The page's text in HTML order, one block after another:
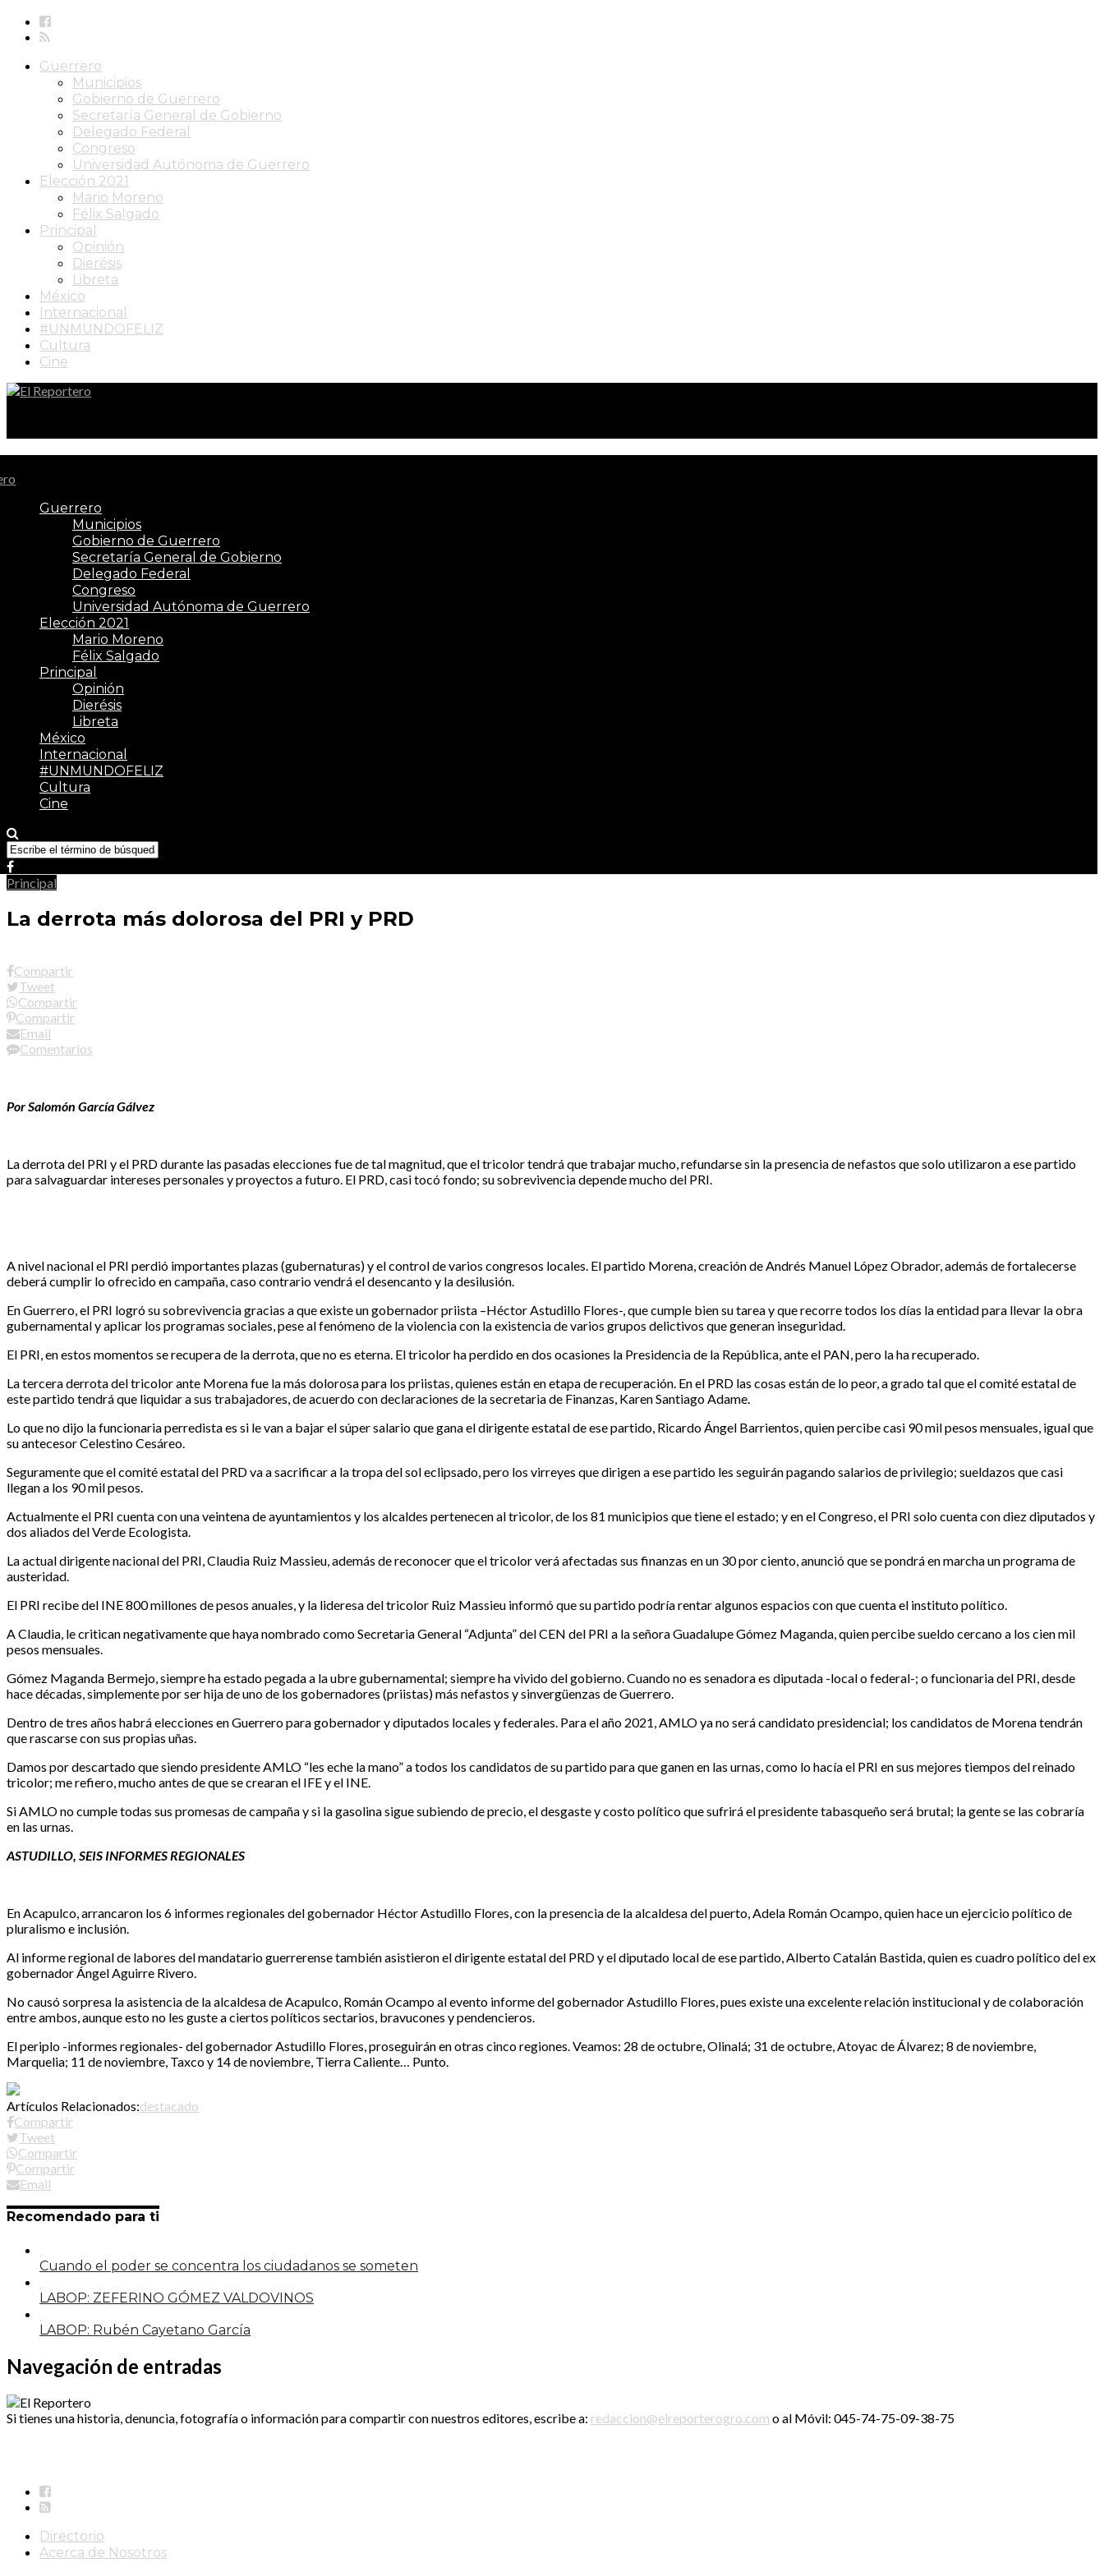
Guerrero
Municipios
Gobierno de Guerrero
Secretaría General de Gobierno
Delegado Federal
Congreso
Universidad Autónoma de Guerrero
Elección 2021
Mario Moreno
Félix Salgado
Principal
Opinión
Dierésis
Libreta
México
Internacional
#UNMUNDOFELIZ
Cultura
Cine
Guerrero
Municipios
Gobierno de Guerrero
Secretaría General de Gobierno
Delegado Federal
Congreso
Universidad Autónoma de Guerrero
Elección 2021
Mario Moreno
Félix Salgado
Principal
Opinión
Dierésis
Libreta
México
Internacional
#UNMUNDOFELIZ
Cultura
Cine
Principal
La derrota más dolorosa del PRI y PRD
Compartir
Tweet
Compartir
Compartir
Email
Comentarios
Por Salomón García Gálvez
La derrota del PRI y el PRD durante las pasadas elecciones fue de tal magnitud, que el tricolor tendrá que trabajar mucho, refundarse sin la presencia de nefastos que solo utilizaron a ese partido
para salvaguardar intereses personales y proyectos a futuro. El PRD, casi tocó fondo; su sobrevivencia depende mucho del PRI.
A nivel nacional el PRI perdió importantes plazas (gubernaturas) y el control de varios congresos locales. El partido Morena, creación de Andrés Manuel López Obrador, además de fortalecerse
deberá cumplir lo ofrecido en campaña, caso contrario vendrá el desencanto y la desilusión.
En Guerrero, el PRI logró su sobrevivencia gracias a que existe un gobernador priista –Héctor Astudillo Flores-, que cumple bien su tarea y que recorre todos los días la entidad para llevar la obra
gubernamental y aplicar los programas sociales, pese al fenómeno de la violencia con la existencia de varios grupos delictivos que generan inseguridad.
El PRI, en estos momentos se recupera de la derrota, que no es eterna. El tricolor ha perdido en dos ocasiones la Presidencia de la República, ante el PAN, pero la ha recuperado.
La tercera derrota del tricolor ante Morena fue la más dolorosa para los priistas, quienes están en etapa de recuperación. En el PRD las cosas están de lo peor, a grado tal que el comité estatal de
este partido tendrá que liquidar a sus trabajadores, de acuerdo con declaraciones de la secretaria de Finanzas, Karen Santiago Adame.
Lo que no dijo la funcionaria perredista es si le van a bajar el súper salario que gana el dirigente estatal de ese partido, Ricardo Ángel Barrientos, quien percibe casi 90 mil pesos mensuales, igual que
su antecesor Celestino Cesáreo.
Seguramente que el comité estatal del PRD va a sacrificar a la tropa del sol eclipsado, pero los virreyes que dirigen a ese partido les seguirán pagando salarios de privilegio; sueldazos que casi
llegan a los 90 mil pesos.
Actualmente el PRI cuenta con una veintena de ayuntamientos y los alcaldes pertenecen al tricolor, de los 81 municipios que tiene el estado; y en el Congreso, el PRI solo cuenta con diez diputados y
dos aliados del Verde Ecologista.
La actual dirigente nacional del PRI, Claudia Ruiz Massieu, además de reconocer que el tricolor verá afectadas sus finanzas en un 30 por ciento, anunció que se pondrá en marcha un programa de
austeridad.
El PRI recibe del INE 800 millones de pesos anuales, y la lideresa del tricolor Ruiz Massieu informó que su partido podría rentar algunos espacios con que cuenta el instituto político.
A Claudia, le critican negativamente que haya nombrado como Secretaria General “Adjunta” del CEN del PRI a la señora Guadalupe Gómez Maganda, quien percibe sueldo cercano a los cien mil
pesos mensuales.
Gómez Maganda Bermejo, siempre ha estado pegada a la ubre gubernamental; siempre ha vivido del gobierno. Cuando no es senadora es diputada -local o federal-; o funcionaria del PRI, desde
hace décadas, simplemente por ser hija de uno de los gobernadores (priistas) más nefastos y sinvergüenzas de Guerrero.
Dentro de tres años habrá elecciones en Guerrero para gobernador y diputados locales y federales. Para el año 2021, AMLO ya no será candidato presidencial; los candidatos de Morena tendrán
que rascarse con sus propias uñas.
Damos por descartado que siendo presidente AMLO “les eche la mano” a todos los candidatos de su partido para que ganen en las urnas, como lo hacía el PRI en sus mejores tiempos del reinado
tricolor; me refiero, mucho antes de que se crearan el IFE y el INE.
Si AMLO no cumple todas sus promesas de campaña y si la gasolina sigue subiendo de precio, el desgaste y costo político que sufrirá el presidente tabasqueño será brutal; la gente se las cobraría
en las urnas.
ASTUDILLO, SEIS INFORMES REGIONALES
En Acapulco, arrancaron los 6 informes regionales del gobernador Héctor Astudillo Flores, con la presencia de la alcaldesa del puerto, Adela Román Ocampo, quien hace un ejercicio político de
pluralismo e inclusión.
Al informe regional de labores del mandatario guerrerense también asistieron el dirigente estatal del PRD y el diputado local de ese partido, Alberto Catalán Bastida, quien es cuadro político del ex
gobernador Ángel Aguirre Rivero.
No causó sorpresa la asistencia de la alcaldesa de Acapulco, Román Ocampo al evento informe del gobernador Astudillo Flores, pues existe una excelente relación institucional y de colaboración
entre ambos, aunque esto no les guste a ciertos políticos sectarios, bravucones y pendencieros.
El periplo -informes regionales- del gobernador Astudillo Flores, proseguirán en otras cinco regiones. Veamos: 28 de octubre, Olinalá; 31 de octubre, Atoyac de Álvarez; 8 de noviembre,
Marquelia; 11 de noviembre, Taxco y 14 de noviembre, Tierra Caliente… Punto.
Artículos Relacionados:destacado
Compartir
Tweet
Compartir
Compartir
Email
Recomendado para ti
Cuando el poder se concentra los ciudadanos se someten
LABOP: ZEFERINO GÓMEZ VALDOVINOS
LABOP: Rubén Cayetano García
Navegación de entradas
Si tienes una historia, denuncia, fotografía o información para compartir con nuestros editores, escribe a: redaccion@elreporterogro.com o al Móvil: 045-74-75-09-38-75
Directorio
Acerca de Nosotros